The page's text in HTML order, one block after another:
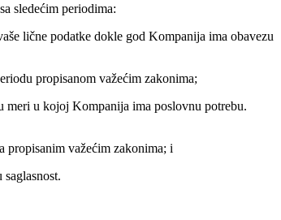
sledećim periodima:
lične podatke dokle god Kompanija ima obavezu
propisanom važećim zakonima;
meri u kojoj Kompanija ima poslovnu potrebu.
propisanim važećim zakonima; i